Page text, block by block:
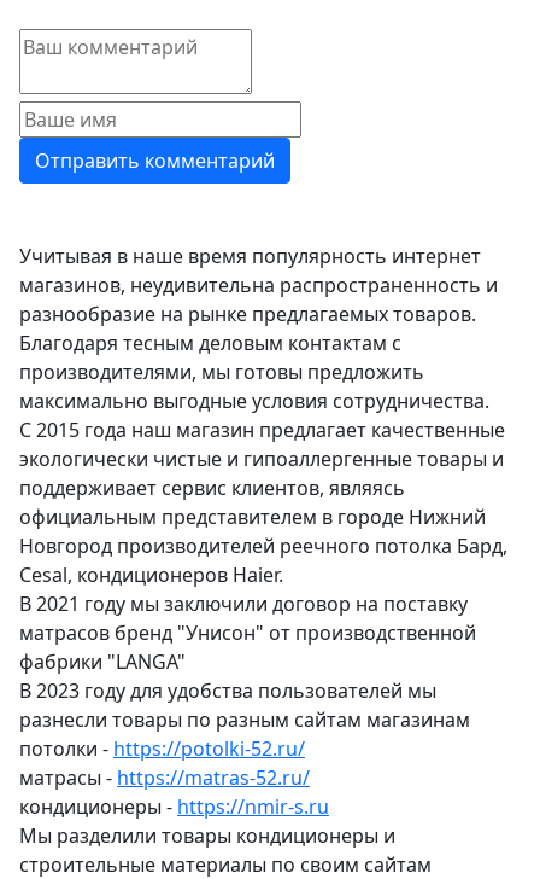
Учитывая в наше время популярность интернет
магазинов, неудивительна распространенность и
разнообразие на рынке предлагаемых товаров.
Благодаря тесным деловым контактам с
производителями, мы готовы предложить
максимально выгодные условия сотрудничества.
С 2015 года наш магазин предлагает качественные
экологически чистые и гипоаллергенные товары и
поддерживает сервис клиентов, являясь
официальным представителем в городе Нижний
Новгород производителей реечного потолка Бард,
Cesal, кондиционеров Haier.
В 2021 году мы заключили договор на поставку
матрасов бренд "Унисон" от производственной
фабрики "LANGA"
В 2023 году для удобства пользователей мы
разнесли товары по разным сайтам магазинам
потолки - https://potolki-52.ru/
матрасы - https://matras-52.ru/
кондиционеры - https://nmir-s.ru
Мы разделили товары кондиционеры и
строительные материалы по своим сайтам